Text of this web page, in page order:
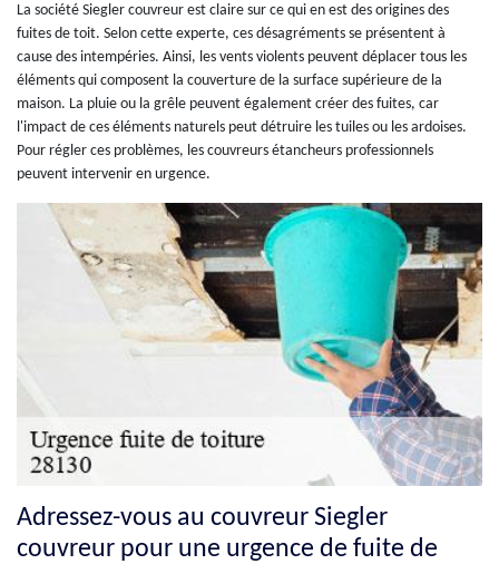
La société Siegler couvreur est claire sur ce qui en est des origines des
fuites de toit. Selon cette experte, ces désagréments se présentent à
cause des intempéries. Ainsi, les vents violents peuvent déplacer tous les
éléments qui composent la couverture de la surface supérieure de la
maison. La pluie ou la grêle peuvent également créer des fuites, car
l'impact de ces éléments naturels peut détruire les tuiles ou les ardoises.
Pour régler ces problèmes, les couvreurs étancheurs professionnels
peuvent intervenir en urgence.
Adressez-vous au couvreur Siegler
couvreur pour une urgence de fuite de